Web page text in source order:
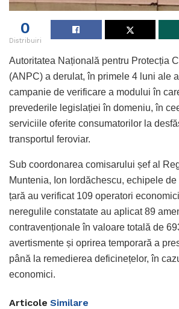
0
Distribuiri
Autoritatea Națională pentru Protecția
(ANPC) a derulat, în primele 4 luni ale
campanie de verificare a modului în
prevederile legislației în domeniu, în
serviciile oferite consumatorilor la
transportul feroviar.
Sub coordonarea comisarului șef al
Muntenia, Ion Iordăchescu, echipele
țară au verificat 109 operatori
neregulile constatate au aplicat 89
contravenționale în valoare totală de
avertismente și oprirea temporară a
până la remedierea deficinețelor, în
economici.
Articole Similare